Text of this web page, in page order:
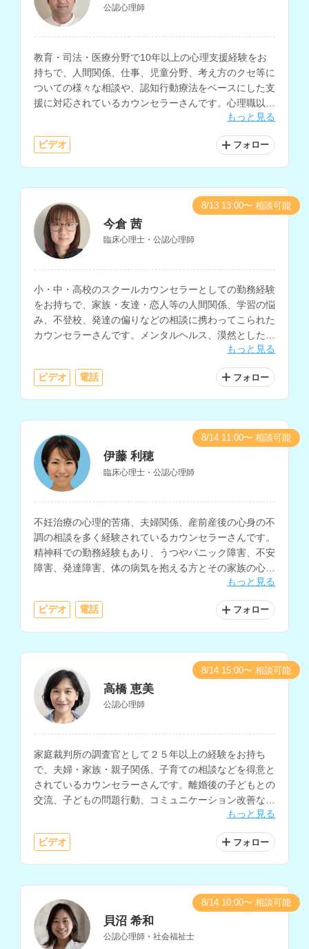
公認心理師
教育・司法・医療分野で10年以上の心理支援経験をお
持ちで、人間関係、仕事、児童分野、考え方のクセ等に
ついての様々な相談や、認知行動療法をベースにした支
援に対応されているカウンセラーさんです。心理職以外
もっと見る
ビデオ フォロー
今倉 茜
臨床心理士・公認心理師
小・中・高校のスクールカウンセラーとしての勤務経験
をお持ちで、家族・友達・恋人等の人間関係、学習の悩
み、不登校、発達の偏りなどの相談に携わってこられた
カウンセラーさんです。メンタルヘルス、漠然とした不
もっと見る
ビデオ 電話 フォロー
8/13 13:00〜 相談可能
伊藤 利穂
臨床心理士・公認心理師
不妊治療の心理的苦痛、夫婦関係、産前産後の心身の不
調の相談を多く経験されているカウンセラーさんです。
精神科での勤務経験もあり、うつやパニック障害、不安
障害、発達障害、体の病気を抱える方とその家族の心理
支援、大切な方を失った人、家族・パートナー関係に悩
む人など、様々な相談に対応されています。
もっと見る
ビデオ 電話 フォロー
8/14 11:00〜 相談可能
高橋 恵美
公認心理師
家庭裁判所の調査官として２５年以上の経験をお持ち
で、夫婦・家族・親子関係、子育ての相談などを得意と
されているカウンセラーさんです。離婚後の子どもとの
交流、子どもの問題行動、コミュニケーション改善など
もっと見る
ビデオ フォロー
8/14 15:00〜 相談可能
貝沼 希和
公認心理師・社会福祉士
8/14 10:00〜 相談可能